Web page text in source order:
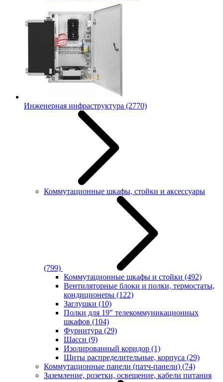
Инженерная инфраструктура (2770)
Коммутационные шкафы, стойки и аксессуары
(799)
Коммутационные шкафы и стойки (492)
Вентиляторные блоки и полки, термостаты,
кондиционеры (122)
Заглушки (10)
Полки для 19" телекоммуникационных
шкафов (104)
Фурнитура (29)
Шасси (9)
Изолированный коридор (1)
Щиты распределительные, корпуса (29)
Коммутационные панели (патч-панели) (74)
Заземление, розетки, освещение, кабели питания